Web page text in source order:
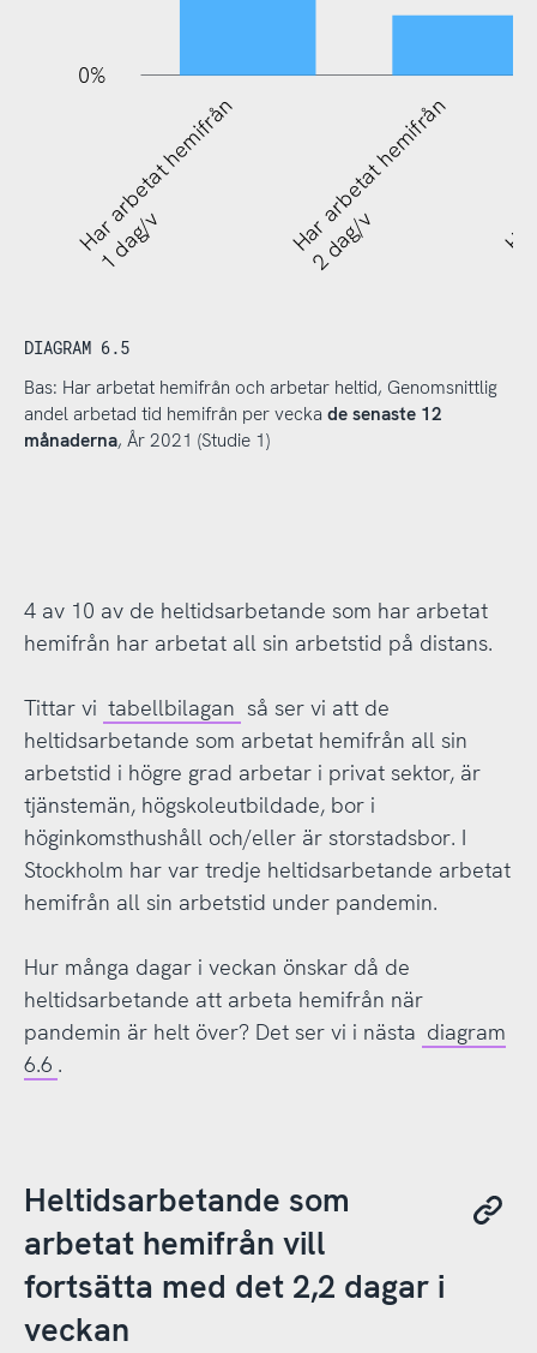
0%
Har arbetat hemifrån
1 dag/v Har arbetat hemifrån
2 dag/v
DIAGRAM 6.5
Bas: Har arbetat hemifrån och arbetar heltid, Genomsnittlig
andel arbetad tid hemifrån per vecka de senaste 12
månaderna, År 2021 (Studie 1)
4 av 10 av de heltidsarbetande som har arbetat
hemifrån har arbetat all sin arbetstid på distans.
Tittar vi tabellbilagan så ser vi att de
heltidsarbetande som arbetat hemifrån all sin
arbetstid i högre grad arbetar i privat sektor, är
tjänstemän, högskoleutbildade, bor i
höginkomsthushåll och/eller är storstadsbor. I
Stockholm har var tredje heltidsarbetande arbetat
hemifrån all sin arbetstid under pandemin.
Hur många dagar i veckan önskar då de
heltidsarbetande att arbeta hemifrån när
pandemin är helt över? Det ser vi i nästa diagram
6.6 .
Heltidsarbetande som
arbetat hemifrån vill
fortsätta med det 2,2 dagar i
veckan